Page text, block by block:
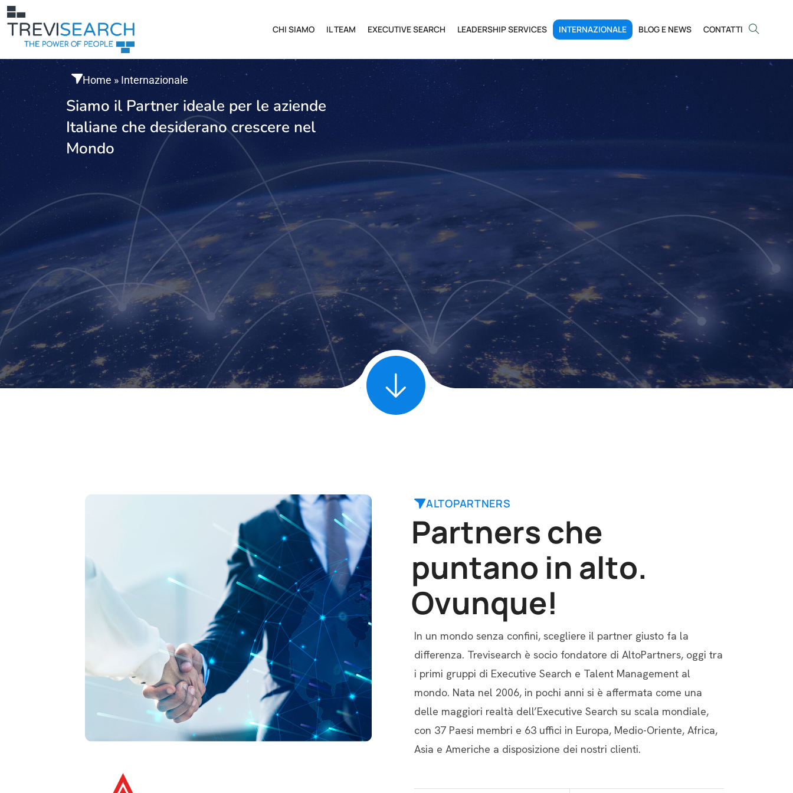
CHI SIAMO IL TEAM EXECUTIVE SEARCH LEADERSHIP SERVICES INTERNAZIONALE BLOG E NEWS CONTATTI
Home » Internazionale
Siamo il Partner ideale per le aziende
Italiane che desiderano crescere nel
Mondo
ALTOPARTNERS
Partnersche
puntano in alto.
Ovunque!
In un mondo senza confini, scegliere il partner giusto fa la
differenza. Trevisearch è socio fondatore di AltoPartners, oggi tra
i primi gruppi di Executive Search e Talent Management al
mondo. Nata nel 2006, in pochi anni si è affermata come una
delle maggiori realtà dell’Executive Search su scala mondiale,
con 37 Paesi membri e 63 uffici in Europa, Medio-Oriente, Africa,
Asia e Americhe a disposizione dei nostri clienti.